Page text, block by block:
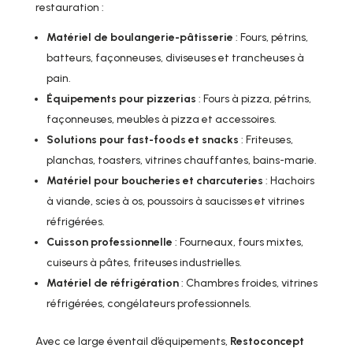
restauration :
Matériel de boulangerie-pâtisserie : Fours, pétrins,
batteurs, façonneuses, diviseuses et trancheuses à
pain.
Équipements pour pizzerias : Fours à pizza, pétrins,
façonneuses, meubles à pizza et accessoires.
Solutions pour fast-foods et snacks : Friteuses,
planchas, toasters, vitrines chauffantes, bains-marie.
Matériel pour boucheries et charcuteries : Hachoirs
à viande, scies à os, poussoirs à saucisses et vitrines
réfrigérées.
Cuisson professionnelle : Fourneaux, fours mixtes,
cuiseurs à pâtes, friteuses industrielles.
Matériel de réfrigération: Chambres froides, vitrines
réfrigérées, congélateurs professionnels.
Avec ce large éventail d’équipements, Restoconcept